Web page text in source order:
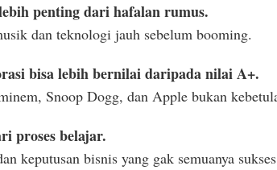
penting dari hafalan rumus.
dan teknologi jauh sebelum booming.
bisa lebih bernilai daripada nilai A+.
Snoop Dogg, dan Apple bukan
proses belajar.
keputusan bisnis yang gak semuanya